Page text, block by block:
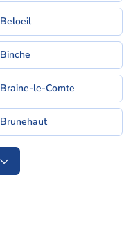
Beloeil
Binche
Braine-le-Comte
Brunehaut